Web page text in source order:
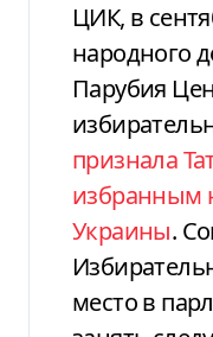
ЦИК, в
народного
Парубия
признала
избранным
Украины.
место в